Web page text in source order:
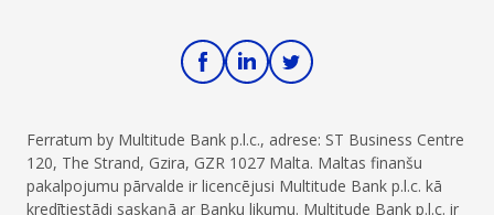
Ferratum by Multitude Bank p.l.c., adrese: ST Business Centre
120, The Strand, Gzira, GZR 1027 Malta. Maltas finanšu
pakalpojumu pārvalde ir licencējusi Multitude Bank p.l.c. kā
kredītiestādi saskaņā ar Banku likumu. Multitude Bank p.l.c. ir